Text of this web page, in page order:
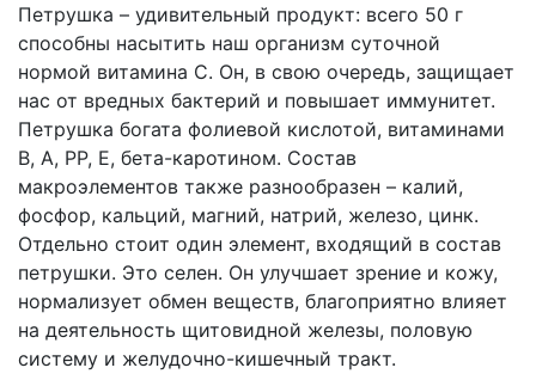
Петрушка – удивительный продукт: всего 50 г
способны насытить наш организм суточной
нормой витамина С. Он, в свою очередь, защищает
нас от вредных бактерий и повышает иммунитет.
Петрушка богата фолиевой кислотой, витаминами
В, А, РР, Е, бета-каротином. Состав
макроэлементов также разнообразен – калий,
фосфор, кальций, магний, натрий, железо, цинк.
Отдельно стоит один элемент, входящий в состав
петрушки. Это селен. Он улучшает зрение и кожу,
нормализует обмен веществ, благоприятно влияет
на деятельность щитовидной железы, половую
систему и желудочно-кишечный тракт.